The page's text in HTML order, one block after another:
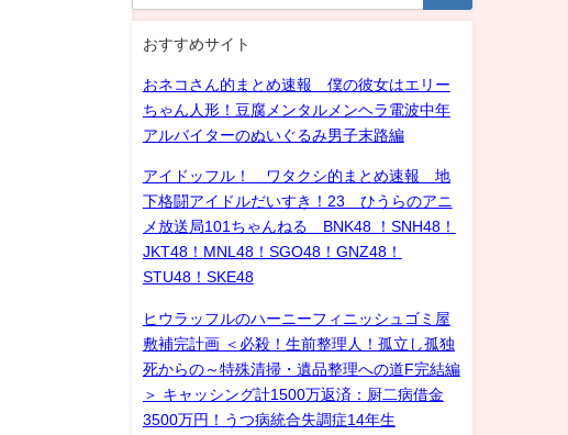
おすすめサイト
おネコさん的まとめ速報 僕の彼女はエリー
ちゃん人形！豆腐メンタルメンヘラ電波中年
アルバイターのぬいぐるみ男子末路編
アイドッフル！ ワタクシ的まとめ速報 地
下格闘アイドルだいすき！23 ひうらのアニ
メ放送局101ちゃんねる BNK48 ！SNH48！
JKT48！MNL48！SGO48！GNZ48！
STU48！SKE48
ヒウラッフルのハーニーフィニッシュゴミ屋
敷補完計画 ＜必殺！生前整理人！孤立し孤独
死からの～特殊清掃・遺品整理への道F完結編
＞ キャッシング計1500万返済：厨二病借金
3500万円！うつ病統合失調症14年生